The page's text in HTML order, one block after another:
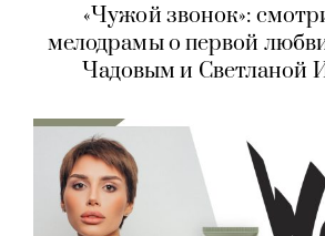
«Чужой звонок»:
мелодрамы о первой
Чадовым и Светланой